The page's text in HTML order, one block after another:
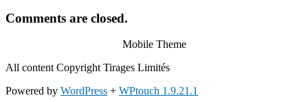
Comments are closed.
Mobile Theme
All content Copyright Tirages Limités
Powered by WordPress + WPtouch 1.9.21.1